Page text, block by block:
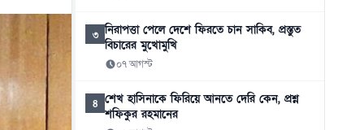
৩ নিরাপত্তা পেলে দেশে ফিরতে চান সাকিব, প্রস্তুত
বিচারের মুখোমুখি
০৭ আগস্ট
৪ শেখ হাসিনাকে ফিরিয়ে আনতে দেরি কেন, প্রশ্ন
শফিকুর রহমানের